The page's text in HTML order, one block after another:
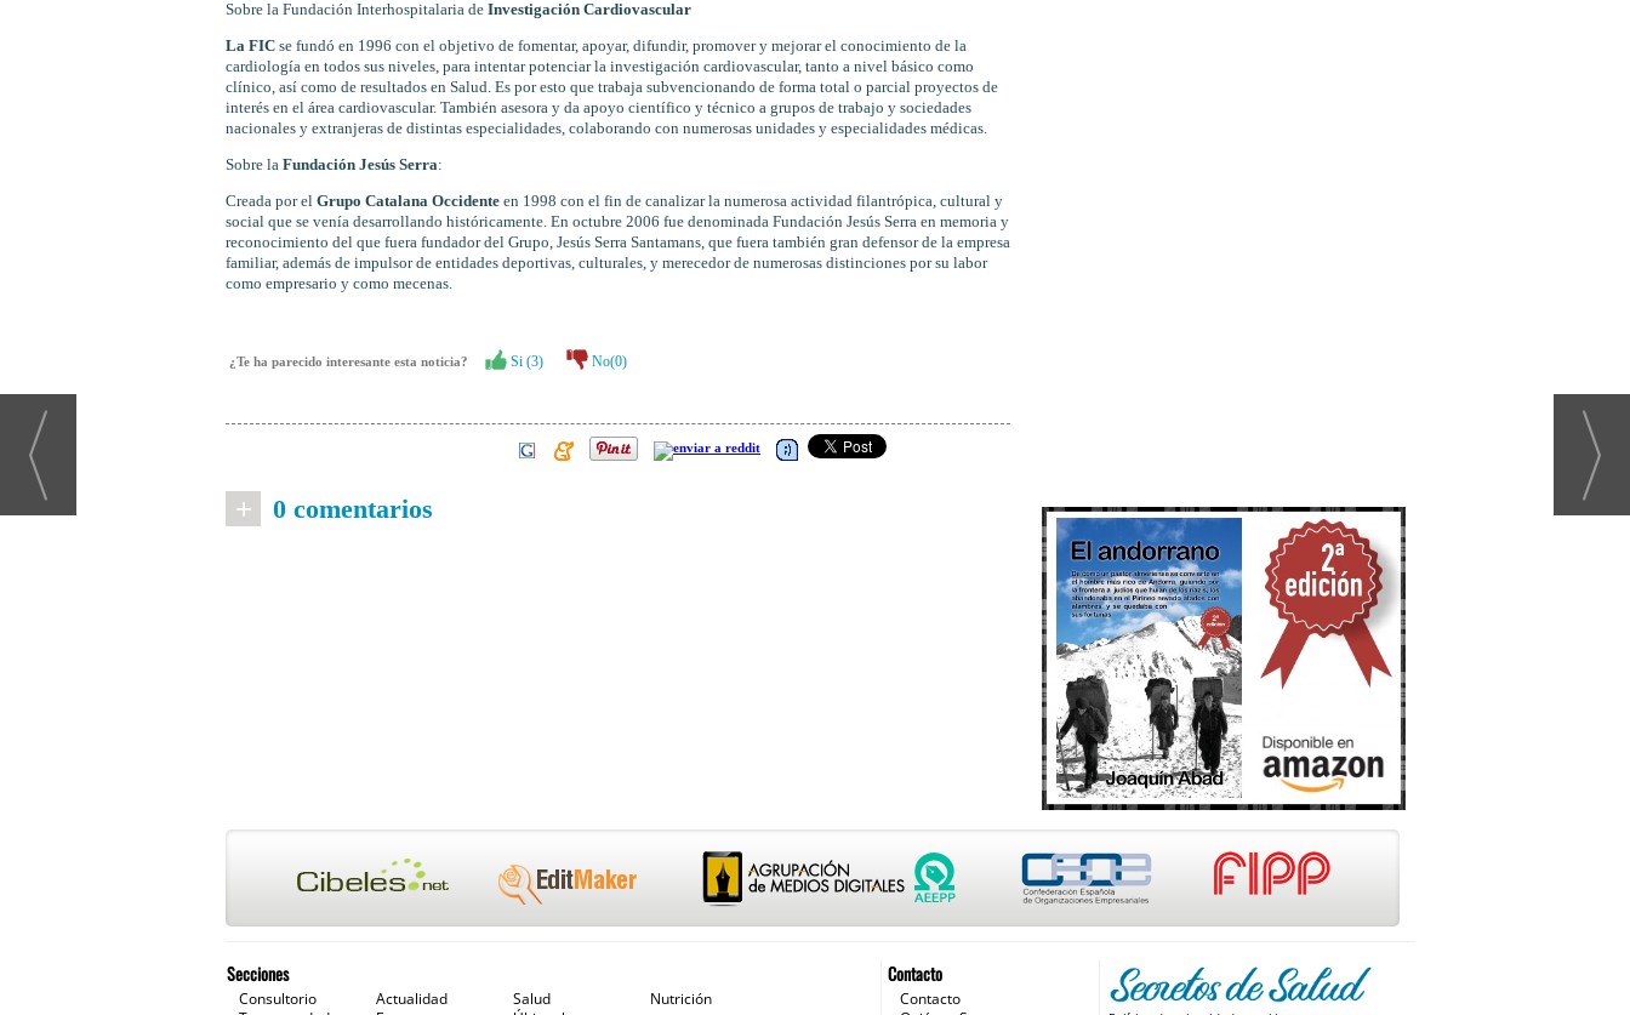
Sobre la Fundación Interhospitalaria de Investigación Cardiovascular
La FIC se fundó en 1996 con el objetivo de fomentar, apoyar, difundir, promover y mejorar el conocimiento de la
cardiología en todos sus niveles, para intentar potenciar la investigación cardiovascular, tanto a nivel básico como
clínico, así como de resultados en Salud. Es por esto que trabaja subvencionando de forma total o parcial proyectos de
interés en el área cardiovascular. También asesora y da apoyo científico y técnico a grupos de trabajo y sociedades
nacionales y extranjeras de distintas especialidades, colaborando con numerosas unidades y especialidades médicas.
Sobre la Fundación Jesús Serra:
Creada por el Grupo Catalana Occidente en 1998 con el fin de canalizar la numerosa actividad filantrópica, cultural y
social que se venía desarrollando históricamente. En octubre 2006 fue denominada Fundación Jesús Serra en memoria y
reconocimiento del que fuera fundador del Grupo, Jesús Serra Santamans, que fuera también gran defensor de la empresa
familiar, además de impulsor de entidades deportivas, culturales, y merecedor de numerosas distinciones por su labor
como empresario y como mecenas.
¿Te ha parecido interesante esta noticia? Si (3) No(0)
+ 0 comentarios
Contacto
Contacto
Secciones
Consultorio Actualidad Salud
Nutrición